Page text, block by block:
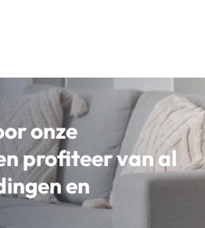
onze
profiteer van al
en